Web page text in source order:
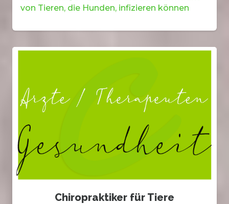
von Tieren, die Hunden, infizieren können
Chiropraktiker für Tiere